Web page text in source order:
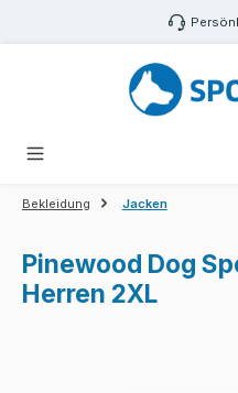
Zum Hauptinhalt springen
Bekleidung Jacken
Pinewood Dog
Herren 2XL